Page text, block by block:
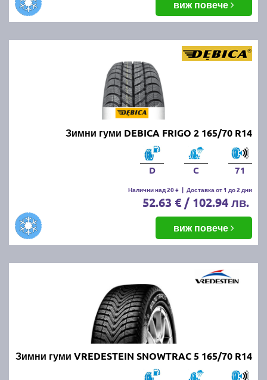
виж повече
Зимни гуми DEBICA FRIGO 2 165/70 R14
D C 71
Налични над 20 + | Доставка от 1 до 2 дни
52.63 € / 102.94 лв.
виж повече
Зимни гуми VREDESTEIN SNOWTRAC 5 165/70 R14